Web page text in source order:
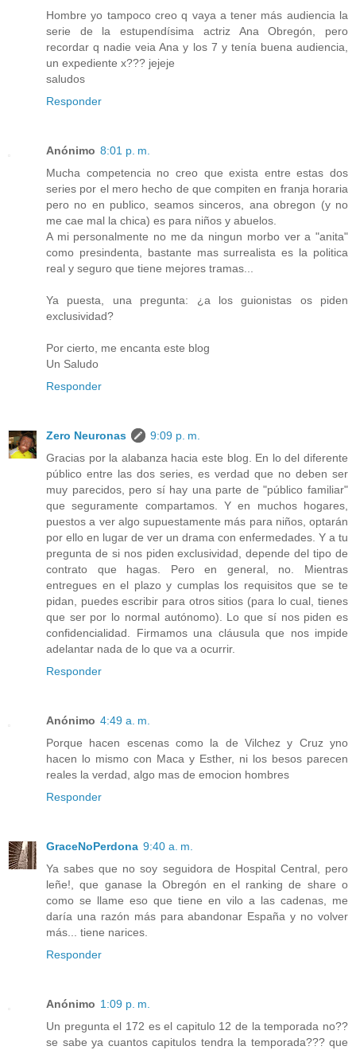
Hombre yo tampoco creo q vaya a tener más audiencia la
serie de la estupendísima actriz Ana Obregón, pero
recordar q nadie veia Ana y los 7 y tenía buena audiencia,
un expediente x??? jejeje
saludos
Responder
Anónimo 8:01 p. m.
Mucha competencia no creo que exista entre estas dos
series por el mero hecho de que compiten en franja horaria
pero no en publico, seamos sinceros, ana obregon (y no
me cae mal la chica) es para niños y abuelos.
A mi personalmente no me da ningun morbo ver a "anita"
como presindenta, bastante mas surrealista es la politica
real y seguro que tiene mejores tramas...
Ya puesta, una pregunta: ¿a los guionistas os piden
exclusividad?
Por cierto, me encanta este blog
Un Saludo
Responder
Zero Neuronas
9:09 p. m.
Gracias por la alabanza hacia este blog. En lo del diferente
público entre las dos series, es verdad que no deben ser
muy parecidos, pero sí hay una parte de "público familiar"
que seguramente compartamos. Y en muchos hogares,
puestos a ver algo supuestamente más para niños, optarán
por ello en lugar de ver un drama con enfermedades. Y a tu
pregunta de si nos piden exclusividad, depende del tipo de
contrato que hagas. Pero en general, no. Mientras
entregues en el plazo y cumplas los requisitos que se te
pidan, puedes escribir para otros sitios (para lo cual, tienes
que ser por lo normal autónomo). Lo que sí nos piden es
confidencialidad. Firmamos una cláusula que nos impide
adelantar nada de lo que va a ocurrir.
Responder
Anónimo 4:49 a. m.
Porque hacen escenas como la de Vilchez y Cruz yno
hacen lo mismo con Maca y Esther, ni los besos parecen
reales la verdad, algo mas de emocion hombres
Responder
GraceNoPerdona 9:40 a. m.
Ya sabes que no soy seguidora de Hospital Central, pero
leñe!, que ganase la Obregón en el ranking de share o
como se llame eso que tiene en vilo a las cadenas, me
daría una razón más para abandonar España y no volver
más... tiene narices.
Responder
Anónimo 1:09 p. m.
Un pregunta el 172 es el capitulo 12 de la temporada no??
se sabe ya cuantos capitulos tendra la temporada??? que